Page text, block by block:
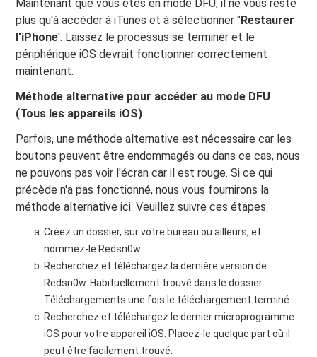
Maintenant que vous êtes en mode DFU, il ne vous reste
plus qu'à accéder à iTunes et à sélectionner "Restaurer
l'iPhone'. Laissez le processus se terminer et le
périphérique iOS devrait fonctionner correctement
maintenant.
Méthode alternative pour accéder au mode DFU
(Tous les appareils iOS)
Parfois, une méthode alternative est nécessaire car les
boutons peuvent être endommagés ou dans ce cas, nous
ne pouvons pas voir l'écran car il est rouge. Si ce qui
précède n'a pas fonctionné, nous vous fournirons la
méthode alternative ici. Veuillez suivre ces étapes.
Créez un dossier, sur votre bureau ou ailleurs, et
nommez-le Redsn0w.
Recherchez et téléchargez la dernière version de
Redsn0w. Habituellement trouvé dans le dossier
Téléchargements une fois le téléchargement terminé.
Recherchez et téléchargez le dernier microprogramme
iOS pour votre appareil iOS. Placez-le quelque part où il
peut être facilement trouvé.